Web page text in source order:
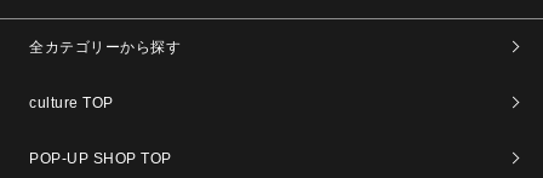
全カテゴリーから探す
culture TOP
POP-UP SHOP TOP